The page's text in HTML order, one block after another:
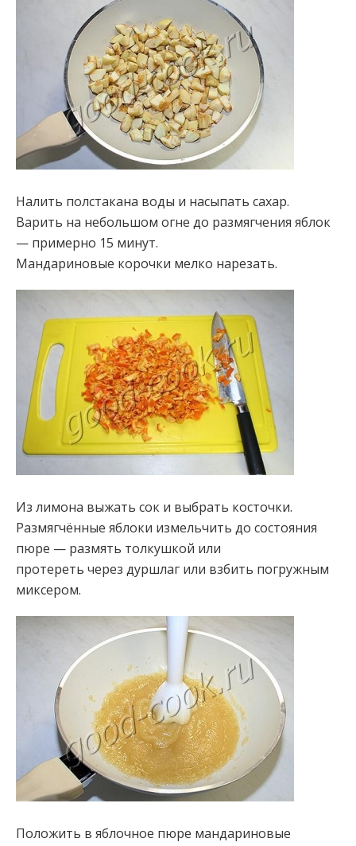
Налить полстакана воды и насыпать сахар.
Варить на небольшом огне до размягчения яблок
— примерно 15 минут.
Мандариновые корочки мелко нарезать.
Из лимона выжать сок и выбрать косточки.
Размягчённые яблоки измельчить до состояния
пюре — размять толкушкой или
протереть через дуршлаг или взбить погружным
миксером.
Положить в яблочное пюре мандариновые